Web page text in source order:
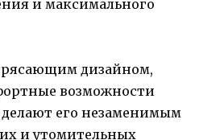
и максимального
дизайном,
возможности
делают его незаменимым
и утомительных